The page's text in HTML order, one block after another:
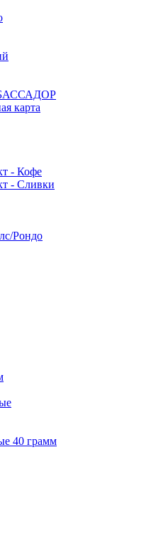
карта
- Кофе
- Сливки
Рондо
40 грамм